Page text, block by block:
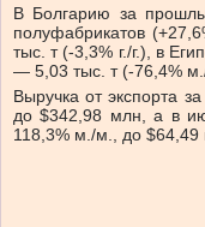
В Болгарию за
полуфабрикатов
тыс. т (-3,3% г./г.), в
— 5,03 тыс. т (-76,4%
Выручка от экспорта
до $342,98 млн, а в
118,3% м./м., до $64,49